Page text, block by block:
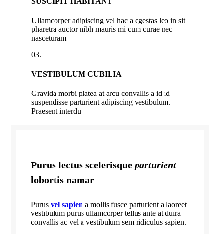
Ullamcorper adipiscing vel hac a egestas leo in sit
pharetra auctor nibh mauris mi cum curae nec
nasceturam
03.
VESTIBULUM CUBILIA
Gravida morbi platea at arcu convallis a id id
suspendisse parturient adipiscing vestibulum.
Praesent interdu.
Purus lectus scelerisque parturient
lobortis namar
Purus vel sapien a mollis fusce parturient a laoreet
vestibulum purus ullamcorper tellus ante at duira
convallis ac vel a vestibulum sem ridiculus sapien.